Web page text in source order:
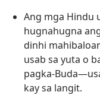
Ang mga Hindu
hugnahugna
dinhi
usab sa yuta o
pagka-
kay sa langit.